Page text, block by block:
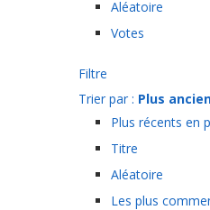
Aléatoire
Votes
Filtre
Trier par : Plus
Plus récents en
Titre
Aléatoire
Les plus